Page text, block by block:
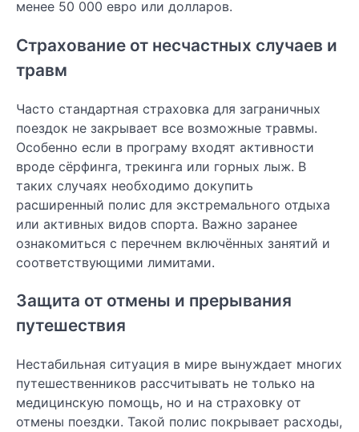
менее 50 000 евро или долларов.
Страхование от несчастных случаев и
травм
Часто стандартная страховка для заграничных
поездок не закрывает все возможные травмы.
Особенно если в програму входят активности
вроде сёрфинга, трекинга или горных лыж. В
таких случаях необходимо докупить
расширенный полис для экстремального отдыха
или активных видов спорта. Важно заранее
ознакомиться с перечнем включённых занятий и
соответствующими лимитами.
Защита от отмены и прерывания
путешествия
Нестабильная ситуация в мире вынуждает многих
путешественников рассчитывать не только на
медицинскую помощь, но и на страховку от
отмены поездки. Такой полис покрывает расходы,